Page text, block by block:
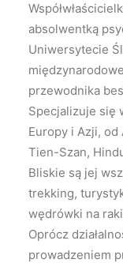
absolwentką
Uniwersytecie
przewodnika
Specjalizuje się
Europy i Azji, od
Tien-Szan,
Bliskie są jej
trekking,
wędrówki na
Oprócz
prowadzeniem